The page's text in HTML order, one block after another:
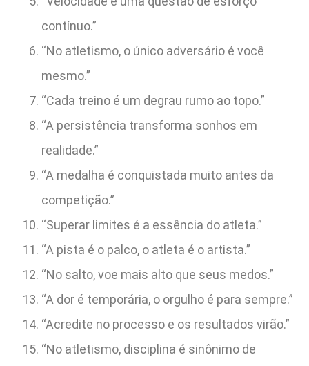
contínuo.”
“No atletismo, o único adversário é você
mesmo.”
“Cada treino é um degrau rumo ao topo.”
“A persistência transforma sonhos em
realidade.”
“A medalha é conquistada muito antes da
competição.”
“Superar limites é a essência do atleta.”
“A pista é o palco, o atleta é o artista.”
“No salto, voe mais alto que seus medos.”
“A dor é temporária, o orgulho é para sempre.”
“Acredite no processo e os resultados virão.”
“No atletismo, disciplina é sinônimo de